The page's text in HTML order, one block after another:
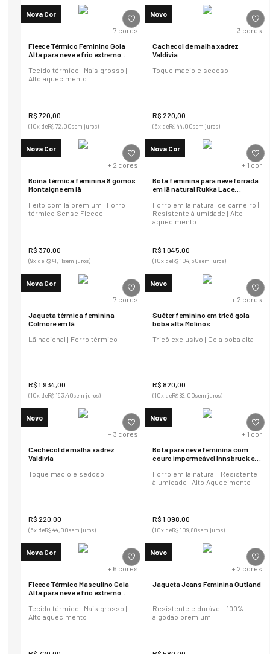
Nova Cor
+ 7 cores
Fleece Térmico Feminino Gola
Alta para neve e frio extremo
Tecido térmico | Mais grosso |
Alto aquecimento
R$ 720,00
(10x deR$72,00sem juros)
Novo
+3 cores
Cachecol de malha xadrez
Valdivia
Toque macio e sedoso
R$ 220,00
(5x deR$44,00sem juros)
Nova Cor
+ 2 cores
Boina térmica feminina 8 gomos
Montaigne em lã
Feito com lã premium | Forro
térmico Sense Fleece
R$ 370,00
(9x deR$41,11sem juros)
Nova Cor
+ 1 cor
Bota feminina para neve forrada
em lã natural Rukka Lace
Forro em lã natural de carneiro |
Resistente à umidade | Alto
aquecimento
R$ 1 045,00
(10x deR$ 104,50sem juros)
Nova Cor
+ 7 cores
Jaqueta térmica feminina
Colmore em lã
Lã nacional | Forro térmico
R$ 1 934,00
(10x deR$ 193,40sem juros)
Novo
+ 2 cores
Suéter feminino em tricô gola
boba alta Molinos
Tricô exclusivo | Gola boba alta
R$ 820,00
(10x deR$82,00sem juros)
Novo
+ 3 cores
Cachecol de malha xadrez
Valdivia
Toque macio e sedoso
R$ 220,00
(5x deR$44,00sem juros)
Novo
+ 1 cor
Bota para neve feminina com
couro impermeável Innsbruck em
Forro em lã natural | Resistente
à umidade | Alto Aquecimento
R$ 1 098,00
(10x deR$ 109,80sem juros)
Nova Cor
+ 6 cores
Fleece Térmico Masculino Gola
Alta para neve e frio extremo
Tecido térmico | Mais grosso |
Alto aquecimento
Novo
+ 2 cores
Jaqueta Jeans Feminina Outland
Resistente e durável | 100%
algodão premium